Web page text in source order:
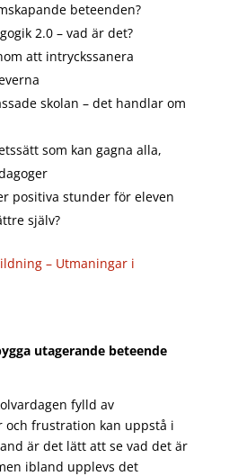
beteenden?
2.0 – vad är det?
att intryckssanera
skolan – det handlar om
som kan gagna alla,
positiva stunder för eleven
själv?
– Utmaningar i
utagerande beteende
fylld av
och frustration kan uppstå i
är det lätt att se vad det är
ibland upplevs det